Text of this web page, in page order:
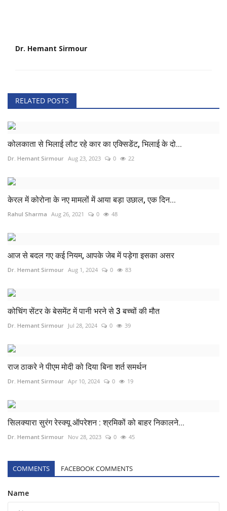
Dr. Hemant Sirmour
RELATED POSTS
कोलकाता से भिलाई लौट रहे कार का एक्सिडेंट, भिलाई के दो...
Dr. Hemant Sirmour Aug 23, 2023 0 22
केरल में कोरोना के नए मामलों में आया बड़ा उछाल, एक दिन...
Rahul Sharma Aug 26, 2021 0 48
आज से बदल गए कई नियम, आपके जेब में पड़ेगा इसका असर
Dr. Hemant Sirmour Aug 1, 2024 0 83
कोचिंग सेंटर के बेसमेंट में पानी भरने से 3 बच्चों की मौत
Dr. Hemant Sirmour Jul 28, 2024 0 39
राज ठाकरे ने पीएम मोदी को दिया बिना शर्त समर्थन
Dr. Hemant Sirmour Apr 10, 2024 0 19
सिलक्यारा सुरंग रेस्क्यू ऑपरेशन : श्रमिकों को बाहर निकालने...
Dr. Hemant Sirmour Nov 28, 2023 0 45
COMMENTS FACEBOOK COMMENTS
Name